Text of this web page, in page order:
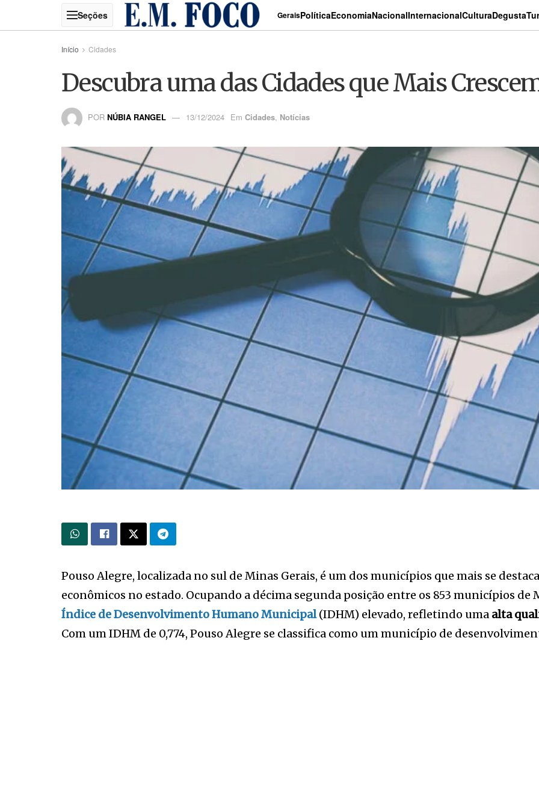
GeraisPolíticaEconomiaNacionalInternacionalCulturaDegusta
Início Cidades
Descubra uma das Cidades que Mais
POR NÚBIA RANGEL 13/12/2024 Em Cidades, Notícias
Pouso Alegre, localizada no sul de Minas Gerais, é um dos municípios que mais se
econômicos no estado. Ocupando a décima segunda posição entre os 853 municípios de
Índice de Desenvolvimento Humano Municipal(IDHM) elevado, refletindo uma alta
Com um IDHM de 0,774, Pouso Alegre se classifica como um município de